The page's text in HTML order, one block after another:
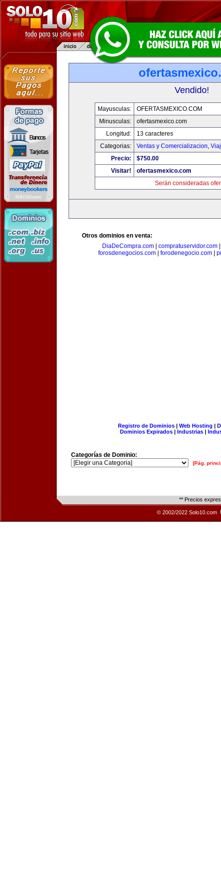
Vendido!
Mayusculas:
OFERTASMEXICO.COM
Minusculas:
ofertasmexico.com
Longitud:
13 caracteres
Categorias:
Ventas y Comercializacion,
Precio:
$750.00
Visitar!
ofertasmexico.com
Serán consideradas
Otros dominios en venta:
DiaDeCompra.com
compratuservidor.com
forosdenegocios.com
forodenegocio.com
Registro de Dominios| Web Hosting |
Dominios Expirados | Industrias |
Categorías de Dominio:
[Pág.
** Precios
© 2002/2022 Solo10.com